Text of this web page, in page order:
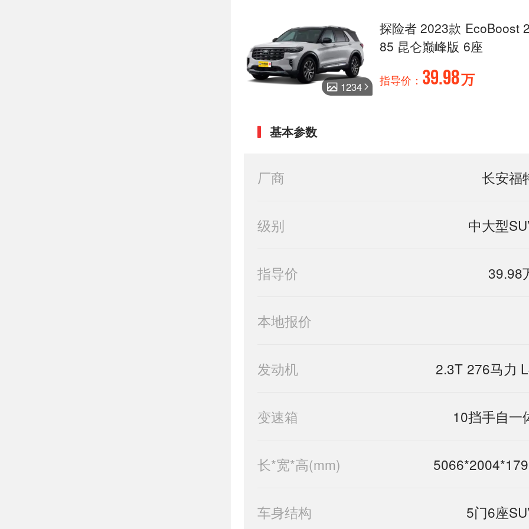
1234
探险者 2023款 EcoBoost 2
85 昆仑巅峰版 6座
指导价： 39.98万
基本参数
厂商 长安福
级别 中大型
指导价 39.98
本地报价
发动机 2.3T 276马力
变速箱 10挡手自一
长*宽*高(mm)
车身结构 5门6座